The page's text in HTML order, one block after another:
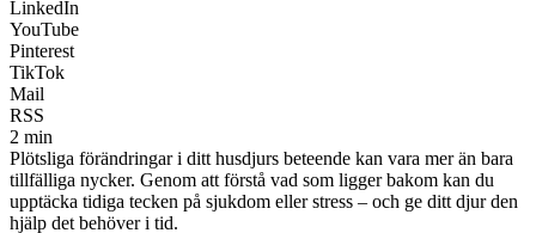
LinkedIn
YouTube
Pinterest
TikTok
Mail
RSS
2 min
Plötsliga förändringar i ditt husdjurs beteende kan vara mer än bara
tillfälliga nycker. Genom att förstå vad som ligger bakom kan du
upptäcka tidiga tecken på sjukdom eller stress – och ge ditt djur den
hjälp det behöver i tid.